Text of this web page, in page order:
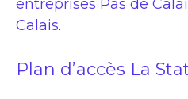
entreprises Pas de
Calais.
Plan d’accès La